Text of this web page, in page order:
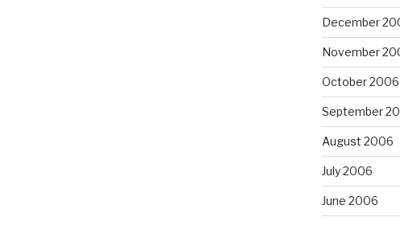
December
November
October 2006
September
August 2006
July 2006
June 2006